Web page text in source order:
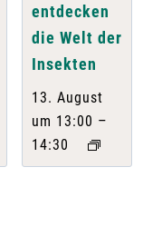
entdecken
die Welt der
Insekten
13. August
um 13:00 –
14:30